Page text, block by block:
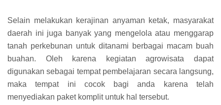
Selain melakukan kerajinan anyaman ketak, masyarakat
daerah ini juga banyak yang mengelola atau menggarap
tanah perkebunan untuk ditanami berbagai macam buah
buahan. Oleh karena kegiatan agrowisata dapat
digunakan sebagai tempat pembelajaran secara langsung,
maka tempat ini cocok bagi anda karena telah
menyediakan paket komplit untuk hal tersebut.